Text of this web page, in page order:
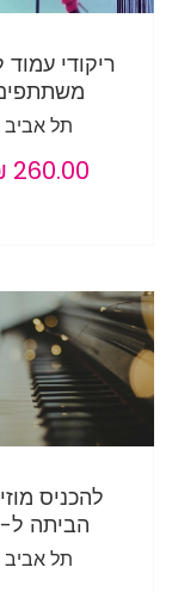
תל אביב
להכניס
הביתה ל-2
תל אביב